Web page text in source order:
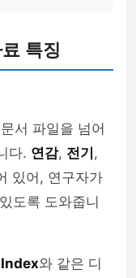
특징
서 파일을 넘어
다. 연감, 전기 ,
있어, 연구자가
도록 도와줍니
와 같은 디